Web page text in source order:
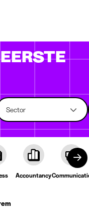
EERSTE
Sector
Accountancy